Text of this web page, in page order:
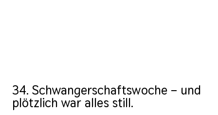
34. Schwangerschaftswoche – und
plötzlich war alles still.